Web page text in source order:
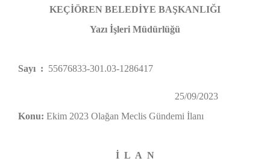
KEÇİÖREN BELEDİYE BAŞKANLIĞI
Yazı İşleri Müdürlüğü
Sayı : 55676833-301.03-1286417
25/09/2023
Konu: Ekim 2023 Olağan Meclis Gündemi İlanı
İ L A N